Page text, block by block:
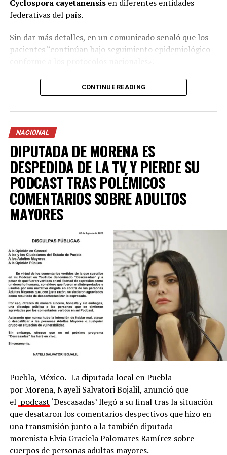
Cyclospora cayetanensisen diferentes entidades
federativas del país.
Sin dar más detalles, en un comunicado señaló que los
pacientes “continúan bajo seguimiento epidemiológico
Reiteró que en México se mantiene activa la
vigilancia
epidemiológicapara detectar productos contaminados
explosiva”.
LECHUGAS MEXICANAS NO ESTÁN
CONTAMINADAS
En relación con el brote de cyclospora reportado en
Estados Unidos, la Secretaría de Salud sostuvo que los
autoridades sanitarias de México y de la nación vecina,
“no han identificado la presencia de Cyclospora
cayetanensis en las muestras recolectadas” en lechugas
procedentes de una empacadora en el estado de
Guanajuato.
Con Información Tomada de EXCÉLSIOR
CONTINUE READING
NACIONAL
DIPUTADA DE MORENA ES
DESPEDIDA DE LA TV Y PIERDE SU
PODCAST TRAS POLÉMICOS
COMENTARIOS SOBRE ADULTOS
MAYORES
Puebla, México.- La diputada local en Puebla
por Morena, Nayeli Salvatori Bojalil, anunció que
el podcast ‘Descasadas’ llegó a su final tras la situación
que desataron los comentarios despectivos que hizo en
una transmisión junto a la también diputada
morenista Elvia Graciela Palomares Ramírez sobre
cuerpos de personas adultas mayores.